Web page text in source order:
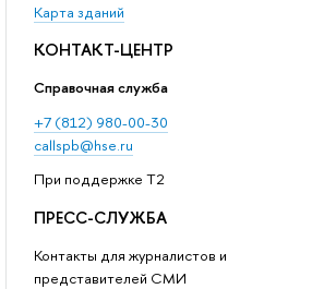
Карта зданий
КОНТАКТ-ЦЕНТР
Справочная служба
+7 (812) 980-00-30
callspb@hse.ru
При поддержке T2
ПРЕСС-СЛУЖБА
Контакты для журналистов и
представителей СМИ